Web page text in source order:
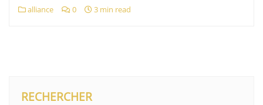
alliance 0 3 min read
RECHERCHER